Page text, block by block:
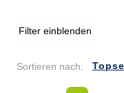
Filter einblenden
Sortieren nach: